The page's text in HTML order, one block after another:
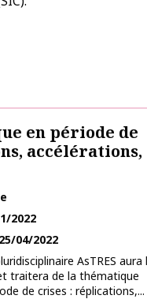
en période de
accélérations,
2022
25/04/2022
AsTRES aura
traitera de la thématique
de crises : réplications,...